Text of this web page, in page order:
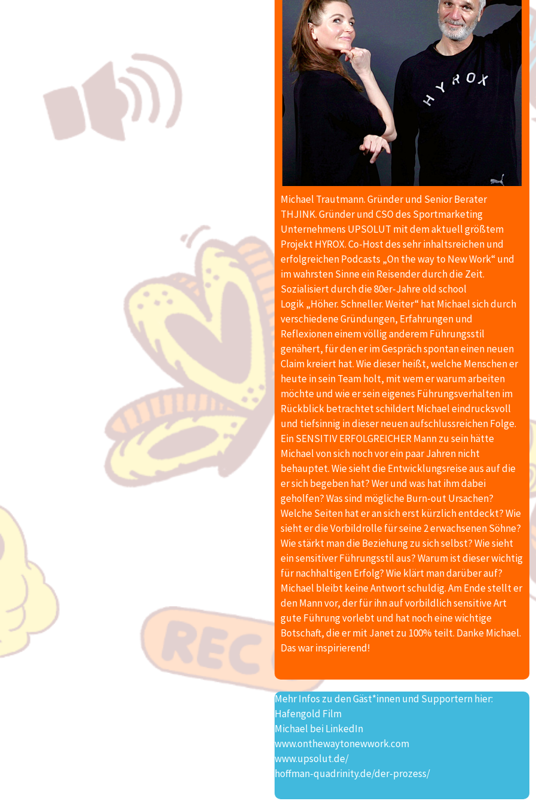
Michael Trautmann. Gründer und Senior Berater
THJINK. Gründer und CSO des Sportmarketing
Unternehmens UPSOLUT mit dem aktuell größtem
Projekt HYROX. Co-Host des sehr inhaltsreichen und
erfolgreichen Podcasts „On the way to New Work“ und
im wahrsten Sinne ein Reisender durch die Zeit.
Sozialisiert durch die 80er-Jahre old school
Logik „Höher. Schneller. Weiter“ hat Michael sich durch
verschiedene Gründungen, Erfahrungen und
Reflexionen einem völlig anderem Führungsstil
genähert, für den er im Gespräch spontan einen neuen
Claim kreiert hat. Wie dieser heißt, welche Menschen er
heute in sein Team holt, mit wem er warum arbeiten
möchte und wie er sein eigenes Führungsverhalten im
Rückblick betrachtet schildert Michael eindrucksvoll
und tiefsinnig in dieser neuen aufschlussreichen Folge.
Ein SENSITIV ERFOLGREICHER Mann zu sein hätte
Michael von sich noch vor ein paar Jahren nicht
behauptet. Wie sieht die Entwicklungsreise aus auf die
er sich begeben hat? Wer und was hat ihm dabei
geholfen? Was sind mögliche Burn-out Ursachen?
Welche Seiten hat er an sich erst kürzlich entdeckt? Wie
sieht er die Vorbildrolle für seine 2 erwachsenen Söhne?
Wie stärkt man die Beziehung zu sich selbst? Wie sieht
ein sensitiver Führungsstil aus? Warum ist dieser wichtig
für nachhaltigen Erfolg? Wie klärt man darüber auf?
Michael bleibt keine Antwort schuldig. Am Ende stellt er
den Mann vor, der für ihn auf vorbildlich sensitive Art
gute Führung vorlebt und hat noch eine wichtige
Botschaft, die er mit Janet zu 100% teilt. Danke Michael.
Das war inspirierend!
Mehr Infos zu den Gäst*innen und Supportern hier:
Hafengold Film
Michael bei LinkedIn
www.onthewaytonewwork.com
www.upsolut.de/
hoffman-quadrinity.de/der-prozess/